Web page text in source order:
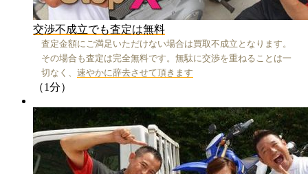
交渉不成立でも査定は無料
査定金額にご満足いただけない場合は買取不成立となります。
その場合も査定は完全無料です。無駄に交渉を重ねることは一
切なく、 速やかに辞去させて頂きます
（1分）